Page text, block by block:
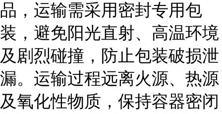
品，运输需采用密封专用包
装，避免阳光直射、高温环境
及剧烈碰撞，防止包装破损泄
漏。运输过程远离火源、热源
及氧化性物质，保持容器密闭